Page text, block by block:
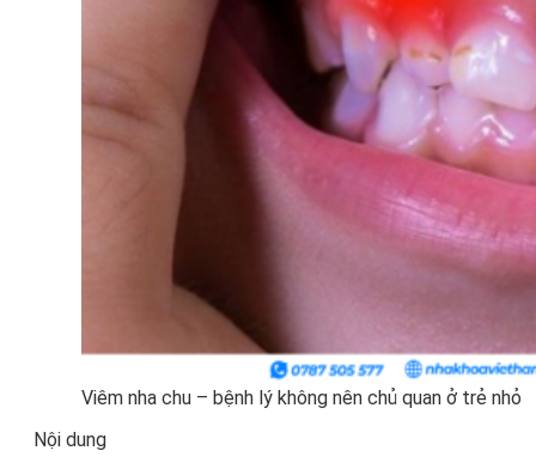
Viêm nha chu – bệnh lý không nên chủ quan ở trẻ nhỏ
Nội dung